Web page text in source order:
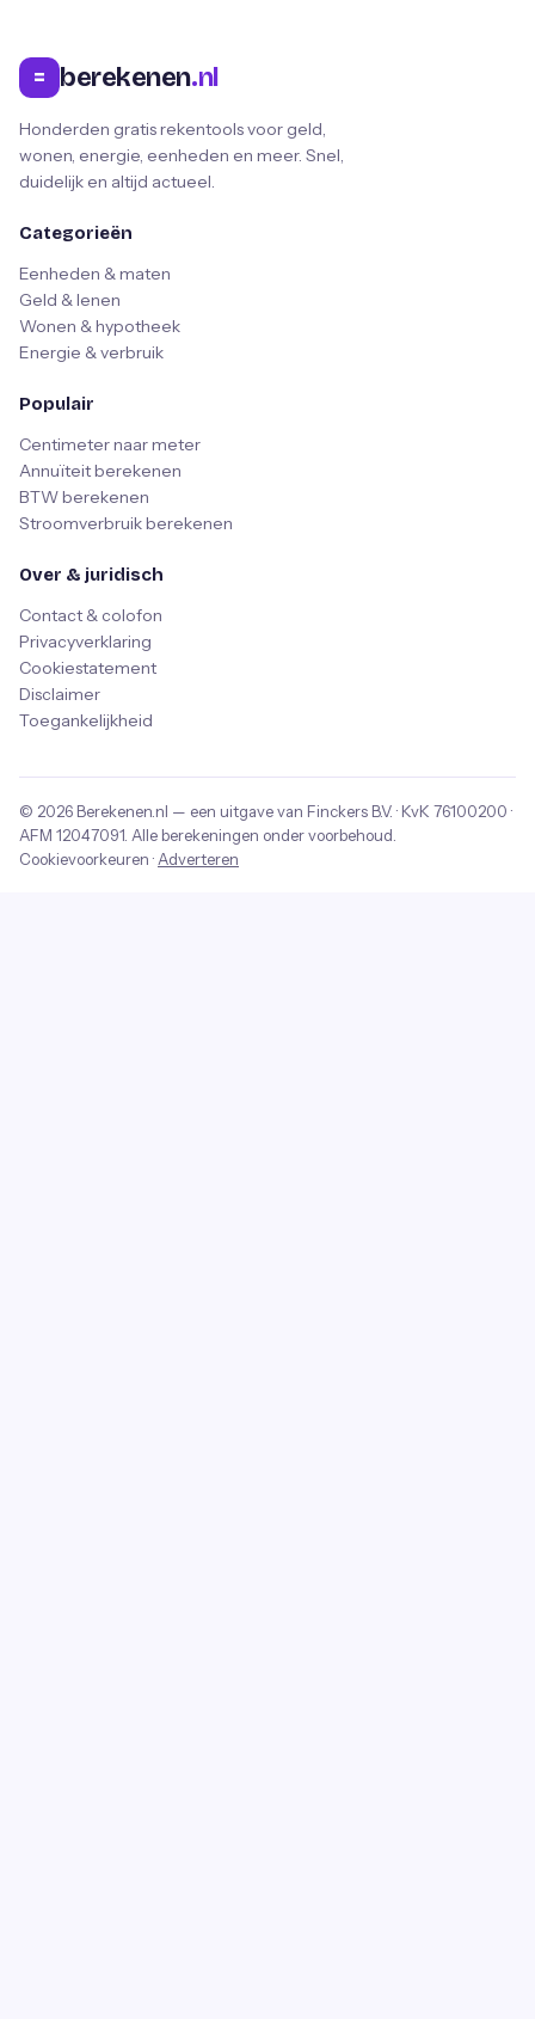
= berekenen.nl
Honderden gratis rekentools voor geld,
wonen, energie, eenheden en meer. Snel,
duidelijk en altijd actueel.
Categorieën
Eenheden & maten
Geld & lenen
Wonen & hypotheek
Energie & verbruik
Populair
Centimeter naar meter
Annuïteit berekenen
BTW berekenen
Stroomverbruik berekenen
Over & juridisch
Contact & colofon
Privacyverklaring
Cookiestatement
Disclaimer
Toegankelijkheid
© 2026 Berekenen.nl — een uitgave van Finckers B.V. · KvK 76100200 ·
AFM 12047091 . Alle berekeningen onder voorbehoud.
Cookievoorkeuren · Adverteren